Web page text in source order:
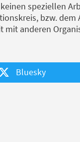
speziellen
bzw.
mit anderen
Bluesky